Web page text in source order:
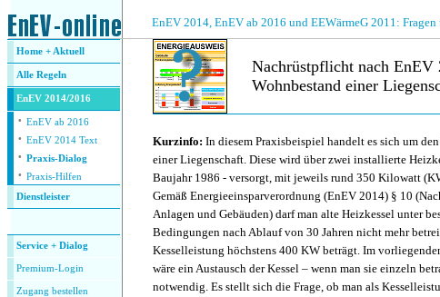
EnEV 2014, EnEV ab 2016 und EEWärmeG 2011:
Home + Aktuell
Alle Regeln
EnEV 2014/2016
· EnEV ab 2016
· EnEV 2014 Text
· Praxis-Dialog
· Praxis-Hilfen
Dienstleister
Service + Dialog
Premium-Login
Zugang bestellen
Nachrüstpflicht nach
Wohnbestand einer
Kurzinfo: In diesem Praxisbeispiel handelt es sich um
einer Liegenschaft. Diese wird über zwei installierte
Baujahr 1986 - versorgt, mit jeweils rund 350 Kilowatt
Gemäß Energieeinsparverordnung (EnEV 2014) § 10
Anlagen und Gebäuden) darf man alte Heizkessel unter
Bedingungen nach Ablauf von 30 Jahren nicht mehr
Kesselleistung höchstens 400 KW beträgt. Im
wäre ein Austausch der Kessel – wenn man sie einzeln
notwendig. Es stellt sich die Frage, ob man als